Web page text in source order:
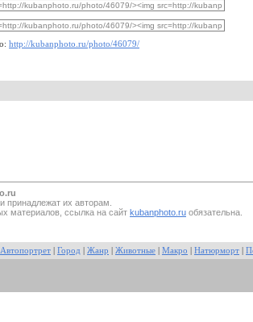
http://kubanphoto.ru/photo/46079/
принадлежат их авторам.
материалов, ссылка на сайт kubanphoto.ru обязательна.
Автопортрет Город Жанр Животные Макро Натюрморт